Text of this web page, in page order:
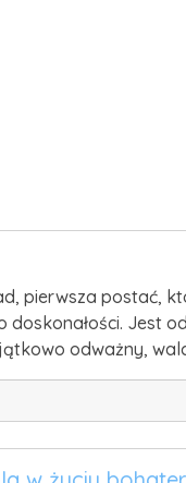
pierwsza postać,
Jest
odważny,